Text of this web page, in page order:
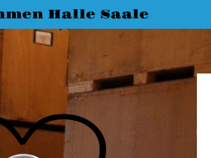
Halle Saale